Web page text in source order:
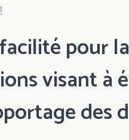
pour
visant à
des